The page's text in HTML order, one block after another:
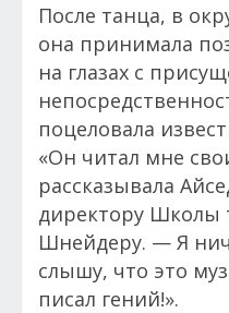
После танца, в
она принимала
на глазах с
поцеловала
«Он читал мне
рассказывала
директору Школы
Шнейдеру. — Я
слышу, что это
писал гений!».